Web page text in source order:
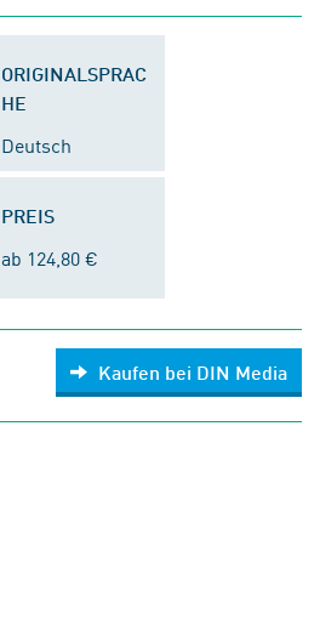
ORIGINALSPRAC
HE
Deutsch
PREIS
ab 124,80 €
Kaufen bei DIN Media